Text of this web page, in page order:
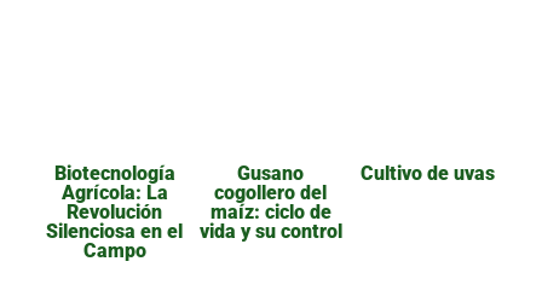
Biotecnología
Agrícola: La
Revolución
Silenciosa en el
Campo
Gusano
cogollero del
maíz: ciclo de
vida y su control
Cultivo de uvas